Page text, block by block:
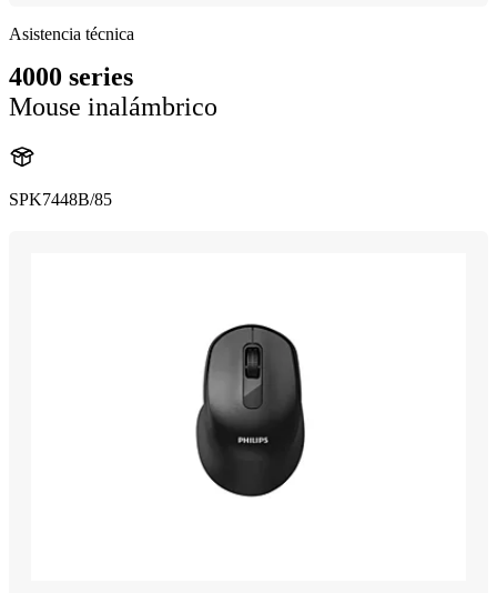
Asistencia técnica
4000 series
Mouse inalámbrico
SPK7448B/85